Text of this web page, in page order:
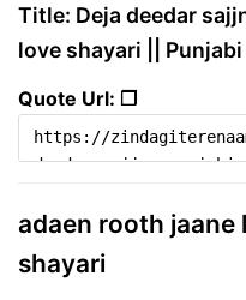
Title: Deja deedar
love shayari ||
Quote Url: ❐
adaen rooth jaane
shayari